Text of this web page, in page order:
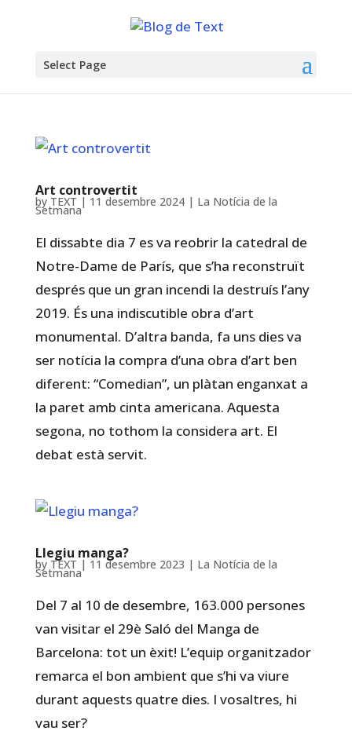
Select Page
Art controvertit
by TEXT | 11 desembre 2024| La Notícia de la
Setmana
El dissabte dia 7 es va reobrir la catedral de
Notre-Dame de París, que s’ha reconstruït
després que un gran incendi la destruís l’any
2019. És una indiscutible obra d’art
monumental. D’altra banda, fa uns dies va
ser notícia la compra d’una obra d’art ben
diferent: “Comedian”, un plàtan enganxat a
la paret amb cinta americana. Aquesta
segona, no tothom la considera art. El
debat està servit.
Llegiu manga?
by TEXT | 11 desembre 2023 | La Notícia de la
Setmana
Del 7 al 10 de desembre, 163.000 persones
van visitar el 29è Saló del Manga de
Barcelona: tot un èxit! L’equip organitzador
remarca el bon ambient que s’hi va viure
durant aquests quatre dies. I vosaltres, hi
vau ser?